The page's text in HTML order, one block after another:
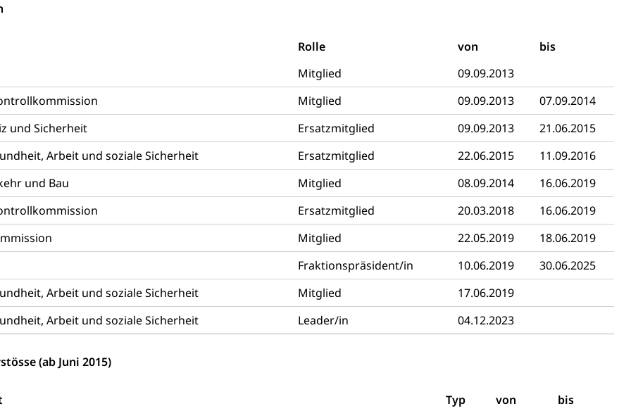
Rolle von
bis
Mitglied
09.09.2013
Mitglied 09.09.2013
07.09.2014
und Sicherheit
Ersatzmitglied 09.09.2013
21.06.2015
Arbeit und soziale Sicherheit
Ersatzmitglied 22.06.2015
11.09.2016
und Bau
Mitglied 08.09.2014
16.06.2019
Ersatzmitglied 20.03.2018
16.06.2019
Mitglied 22.05.2019
18.06.2019
Fraktionspräsident/in 10.06.2019
30.06.2025
Arbeit und soziale Sicherheit
Mitglied
17.06.2019
Arbeit und soziale Sicherheit
Leader/in 04.12.2023
(ab Juni 2015)
Typ von
bis
Landwirtschaft und Wald)
Schadstoffe, Giftstoffe, Störfall
und Gifte (Umweltberatung Luzern)
Grundstück
Grundeigentümerabfrage
Stromversorgung, Energieverbrauch, Stromverbrauch, Energiequelle, Windenergie, Wasserkraft, Sonnenenergie,
Energie, Biomasse
Zentralschweiz
Grundbuchamt, Grundeigentum, Grundstück
Grundbuchplan mit Eigentümerabfrage (Geoportal)
Klimaschutz, Klimaveränderung, Treibhauseffekt
Klima (Geoportal) Klima
Richtplanung Kanton Luzern (ARE)